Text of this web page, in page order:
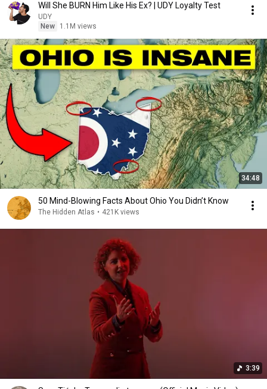
Will She BURN Him Like His Ex? | UDY Loyalty Test
UDY
New
1.1M views
34:48
50 Mind-Blowing Facts About Ohio You Didn’t Know
The Hidden Atlas • 421K views
3:39